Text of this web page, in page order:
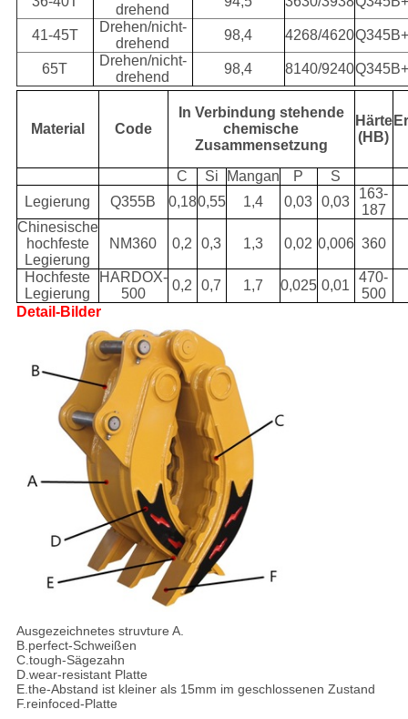
drehend
41-45T
Drehen/nicht-
drehend
98,4 4268/4620
65T
Drehen/nicht-
drehend
98,4 8140/9240
Material Code
In Verbindung stehende
chemische
Zusammensetzung
Härte
(HB)
C Si Mangan P
S
Legierung
Q355B 0,180,55 1,4 0,03 0,03
163-
187
Chinesische
hochfeste
Legierung
NM360 0,2 0,3 1,3 0,02 0,006 360
Hochfeste
Legierung
HARDOX-
500
0,2 0,7 1,7 0,025 0,01
470-
500
Detail-Bilder
Ausgezeichnetes struvture A.
B.perfect-Schweißen
C.tough-Sägezahn
D.wear-resistant Platte
E.the-Abstand ist kleiner als 15mm im geschlossenen Zustand
F.reinfoced-Platte